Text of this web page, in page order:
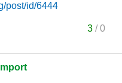
post/id/6444
3/0